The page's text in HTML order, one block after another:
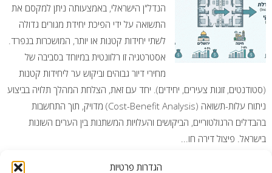
הגדרות פרטיות
הנדל"ן הישראלי, באמצעותה ניתן למקסם את
התשואה על ידי הפיכת יחידת מגורים גדולה
לשתי יחידות קטנות או יותר, המושכרות בנפרד.
אסטרטגיה זו רלוונטית במיוחד בסביבה של
מחירי דיור גבוהים וביקוש ער ליחידות קטנות
(סטודנטים, זוגות צעירים, יחידים). יחד עם זאת, הצלחת המהלך תלויה בביצוע
ניתוח עלות-תשואה (Cost-Benefit Analysis) מדויק, תוך התחשבות
בהבדלים הרגולטוריים, הביקושים והעלויות המשתנות בין הערים השונות
בישראל. פיצול דירה חו...